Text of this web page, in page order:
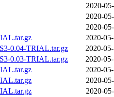
2020-
2020-
2020-
2020-
0.04-TRIAL.tar.gz
2020-
0.03-TRIAL.tar.gz
2020-
2020-
2020-
2020-